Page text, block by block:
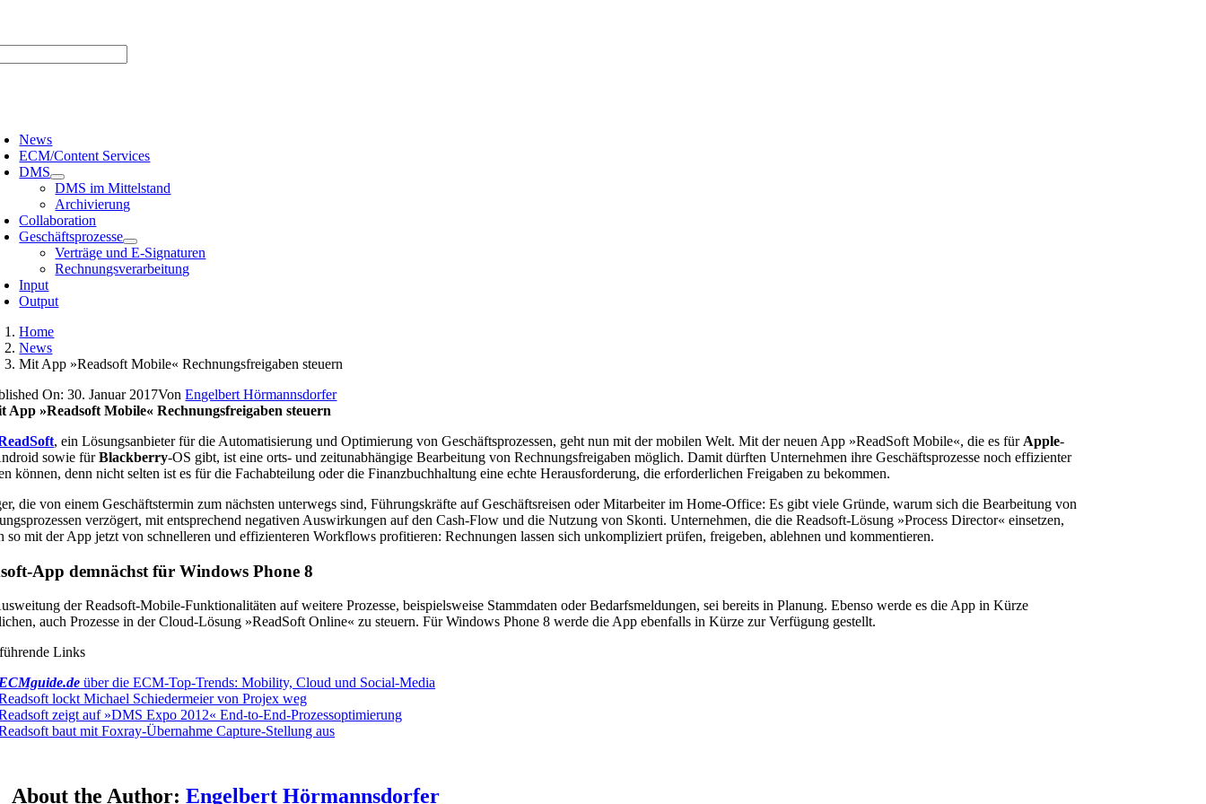
News
ECM/Content Services
DMS
DMS im Mittelstand
Archivierung
Collaboration
Geschäftsprozesse
Verträge und E-Signaturen
Rechnungsverarbeitung
Input
Output
Home
News
Mit App »Readsoft Mobile« Rechnungsfreigaben steuern
On: 30. Januar 2017VonEngelbert Hörmannsdorfer
App »Readsoft Mobile« Rechnungsfreigaben steuern
, ein Lösungsanbieter für die Automatisierung und Optimierung von Geschäftsprozessen, geht nun mit der mobilen Welt. Mit der neuen App »ReadSoft Mobile«, die es für Apple-
sowie fürBlackberry-OS gibt, ist eine orts- und zeitunabhängige Bearbeitung von Rechnungsfreigaben möglich. Damit dürften Unternehmen ihre Geschäftsprozesse noch effizienter
können, denn nicht selten ist es für die Fachabteilung oder die Finanzbuchhaltung eine echte Herausforderung, die erforderlichen Freigaben zu bekommen.
die von einem Geschäftstermin zum nächsten unterwegs sind, Führungskräfte auf Geschäftsreisen oder Mitarbeiter im Home-Office: Es gibt viele Gründe, warum sich die Bearbeitung von
verzögert, mit entsprechend negativen Auswirkungen auf den Cash-Flow und die Nutzung von Skonti. Unternehmen, die die Readsoft-Lösung »Process Director« einsetzen,
so mit der App jetzt von schnelleren und effizienteren Workflows profitieren: Rechnungen lassen sich unkompliziert prüfen, freigeben, ablehnen und kommentieren.
App demnächst für Windows Phone 8
der Readsoft-Mobile-Funktionalitäten auf weitere Prozesse, beispielsweise Stammdaten oder Bedarfsmeldungen, sei bereits in Planung. Ebenso werde es die App in Kürze
auch Prozesse in der Cloud-Lösung »ReadSoft Online« zu steuern. Für Windows Phone 8 werde die App ebenfalls in Kürze zur Verfügung gestellt.
Links
über die ECM-Top-Trends: Mobility, Cloud und Social-Media
lockt Michael Schiedermeier von Projex weg
zeigt auf »DMS Expo 2012« End-to-End-Prozessoptimierung
baut mit Foxray-Übernahme Capture-Stellung aus
About the Author:Engelbert Hörmannsdorfer